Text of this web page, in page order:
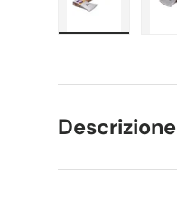
Descrizione